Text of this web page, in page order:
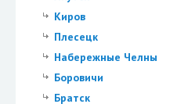
Киров
Плесецк
Набережные Челны
Боровичи
Братск